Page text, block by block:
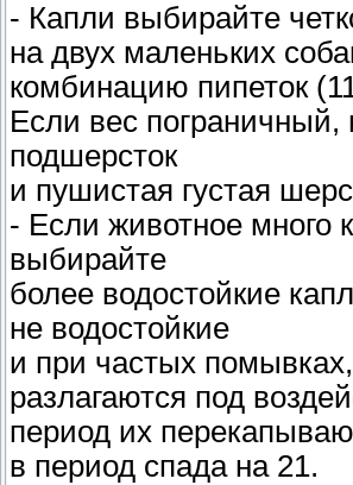
- Капли выбирайте
на двух маленьких
комбинацию пипеток
Если вес пограничный,
подшерсток
и пушистая густая
- Если животное много
выбирайте
более водостойкие
не водостойкие
и при частых
разлагаются под
период их
в период спада на 21.